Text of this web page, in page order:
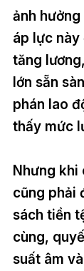
ảnh
áp lực
tăng
lớn sẵn
phán lao
thấy mức
Nhưng khi
cũng phải
sách tiền
cùng,
suất âm